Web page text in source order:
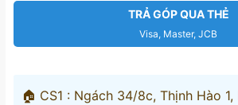
TRẢ GÓP QUA THẺ
Visa, Master, JCB
🏠 CS1 : Ngách 34/8c, Thịnh Hào 1,